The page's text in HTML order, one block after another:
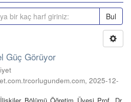
Bul
Güç Görüyor
, 2025-12-